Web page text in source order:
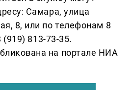
Самара, улица
8, или по телефонам 8
(919) 813-73-35.
на портале НИА